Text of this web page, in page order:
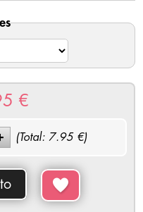
€
(Total: 7.95€)